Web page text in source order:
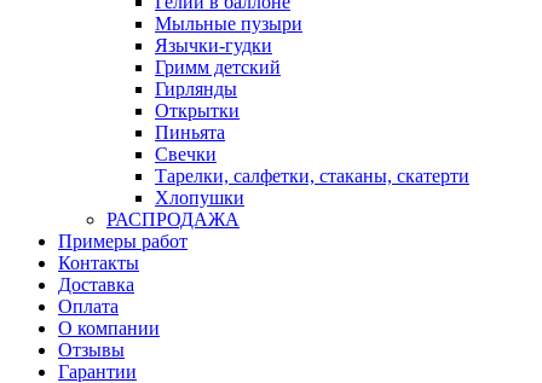
Мыльные пузыри
Язычки-гудки
Гримм детский
Гирлянды
Открытки
Пиньята
Свечки
Тарелки, салфетки, стаканы, скатерти
Хлопушки
РАСПРОДАЖА
Примеры работ
Контакты
Доставка
Оплата
О компании
Отзывы
Гарантии